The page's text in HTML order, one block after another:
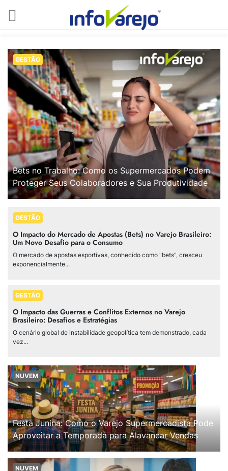
GESTÃO
Bets no Trabalho: Como os Supermercados Podem
Proteger Seus Colaboradores e Sua Produtividade
GESTÃO
O Impacto do Mercado de Apostas (Bets) no Varejo Brasileiro:
Um Novo Desafio para o Consumo
O mercado de apostas esportivas, conhecido como "bets", cresceu
exponencialmente...
GESTÃO
O Impacto das Guerras e Conflitos Externos no Varejo
Brasileiro: Desafios e Estratégias
O cenário global de instabilidade geopolítica tem demonstrado, cada
vez...
NUVEM
Festa Junina: Como o Varejo Supermercadista Pode
Aproveitar a Temporada para Alavancar Vendas
NUVEM